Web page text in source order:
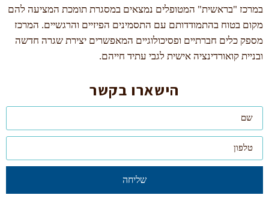
במרכז "בראשית" המטופלים נמצאים במסגרת תומכת המציעה להם
מקום בטוח בהתמודדותם עם התסמינים הפיזיים והרגשיים. המרכז
מספק כלים חברתיים ופסיכולוגיים המאפשרים יצירת שגרה חדשה
ובניית קואורדינציה אישית לגבי עתיד חייהם.
הישארו בקשר
שליחה